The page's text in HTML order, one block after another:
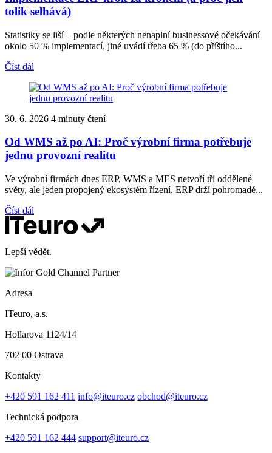
tolik selhává)
Statistiky se liší – podle některých nenaplní businessové očekávání
okolo 50 % implementací, jiné uvádí třeba 65 % (do příštího...
Číst dál
30. 6. 2026 4 minuty čtení
Od WMS až po AI: Proč výrobní firma potřebuje
jednu provozní realitu
Ve výrobní firmách dnes ERP, WMS a MES netvoří tři oddělené
světy, ale jeden propojený ekosystém řízení. ERP drží pohromadě...
Číst dál
Lepší vědět.
Adresa
ITeuro, a.s.
Hollarova 1124/14
702 00 Ostrava
Kontakty
+420 591 162 411 info@iteuro.cz obchod@iteuro.cz
Technická podpora
+420 591 162 444 support@iteuro.cz